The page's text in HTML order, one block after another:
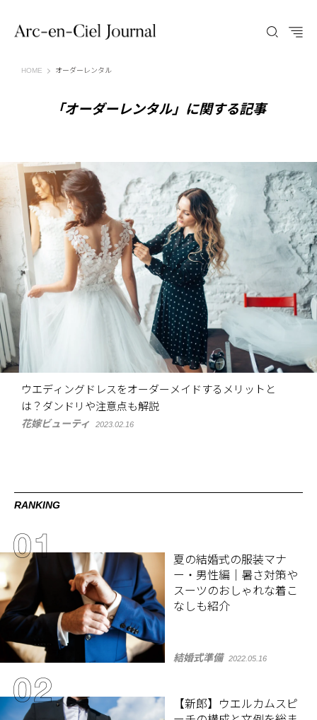
HOME Arc-en-Ciel Journal（アルカンシエル ジャーナル）
オーダーレンタル
「オーダーレンタル」に関する記事
ウエディングドレスをオーダーメイドするメリットと
は？ダンドリや注意点も解説
花嫁ビューティ 2023.02.16
RANKING
夏の結婚式の服装マナ
ー・男性編｜暑さ対策や
スーツのおしゃれな着こ
なしも紹介
結婚式準備 2022.05.16
【新郎】ウエルカムスピ